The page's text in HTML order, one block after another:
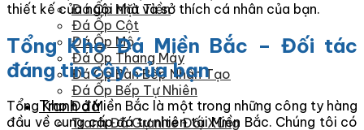
Đá Ốp Mặt Tiền
Đá Ốp Cột
Đá Ốp Mộ
Đá Ốp Thang Máy
Đá Ốp Bàn Bếp Nhân Tạo
Đá Ốp Bếp Tự Nhiên
Tranh đá
Tranh Đá Granite Đối Xứng
thiết kế của ngôi nhà và sở thích cá nhân của bạn.
Tổng Kho Đá Miền Bắc – Đối tác
đáng tin cậy của bạn
Tổng Kho Đá Miền Bắc là một trong những công ty hàng
đầu về cung cấp đá tự nhiên tại Miền Bắc. Chúng tôi có